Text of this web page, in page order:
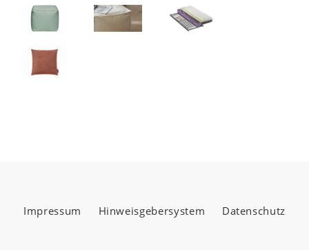
Impressum Hinweisgebersystem Datenschutz